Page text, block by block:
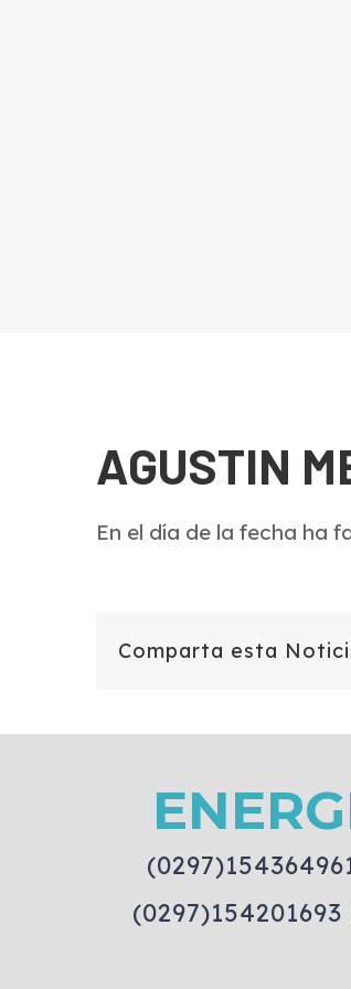
AGUSTIN
En el día de la fecha ha
Comparta esta